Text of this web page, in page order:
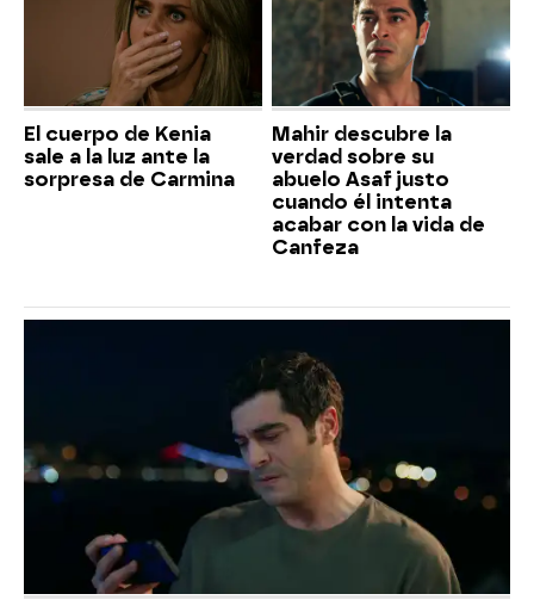
El cuerpo de Kenia
sale a la luz ante la
sorpresa de Carmina
Mahir descubre la
verdad sobre su
abuelo Asaf justo
cuando él intenta
acabar con la vida de
Canfeza